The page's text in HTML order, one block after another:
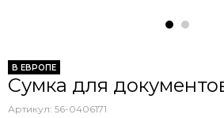
В ЕВРОПЕ
Сумка для
Артикул: 56-0406171